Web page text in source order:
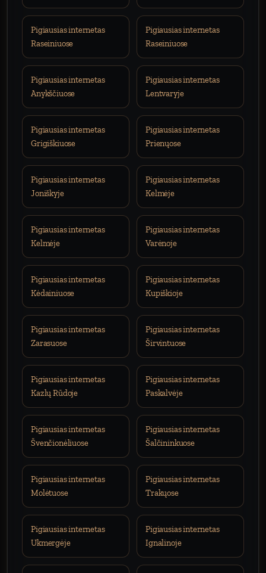
Pigiausias internetas
Raseiniuose
Pigiausias internetas
Raseiniuose
Pigiausias internetas
Anykščiuose
Pigiausias internetas
Lentvaryje
Pigiausias internetas
Grigiškiuose
Pigiausias internetas
Prienųose
Pigiausias internetas
Joniškyje
Pigiausias internetas
Kelmėje
Pigiausias internetas
Kelmėje
Pigiausias internetas
Varėnoje
Pigiausias internetas
Kėdainiuose
Pigiausias internetas
Kupiškioje
Pigiausias internetas
Zarasuose
Pigiausias internetas
Širvintuose
Pigiausias internetas
Kazlų Rūdoje
Pigiausias internetas
Paskalvėje
Pigiausias internetas
Švenčionėliuose
Pigiausias internetas
Šalčininkuose
Pigiausias internetas
Molėtuose
Pigiausias internetas
Trakųose
Pigiausias internetas
Ukmergėje
Pigiausias internetas
Ignalinoje